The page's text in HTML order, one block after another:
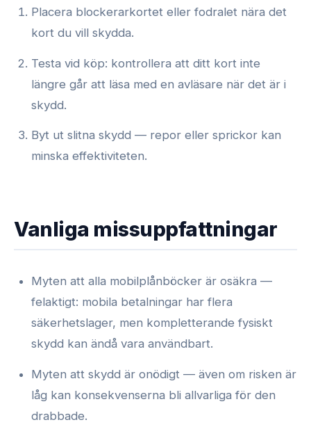
Placera blockerarkortet eller fodralet nära det
kort du vill skydda.
Testa vid köp: kontrollera att ditt kort inte
längre går att läsa med en avläsare när det är i
skydd.
Byt ut slitna skydd — repor eller sprickor kan
minska effektiviteten.
Vanliga missuppfattningar
Myten att alla mobilplånböcker är osäkra —
felaktigt: mobila betalningar har flera
säkerhetslager, men kompletterande fysiskt
skydd kan ändå vara användbart.
Myten att skydd är onödigt — även om risken är
låg kan konsekvenserna bli allvarliga för den
drabbade.